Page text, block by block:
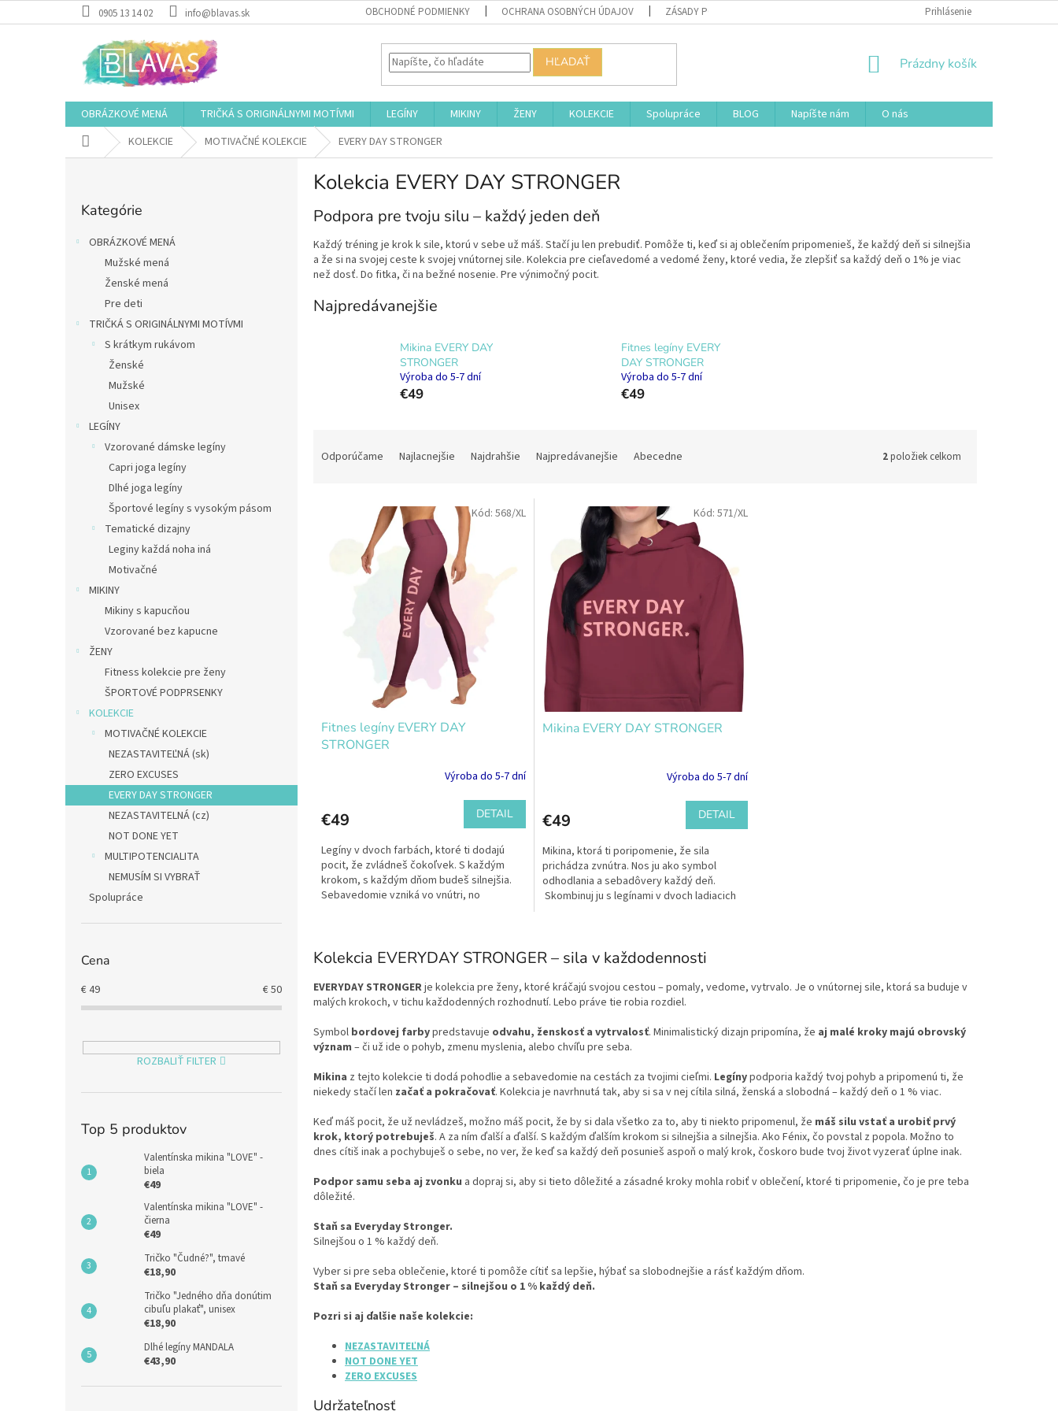
na
0905 13 14 02 info@blavas.sk OBCHODNÉ PODMIENKY OCHRANA OSOBNÝCH ÚDAJOV ZÁSADY POUŽÍVANIA SÚBOROV COOKIES DOPRAVA A PLATBA
Prihlásenie
HĽADAŤ
NÁKUPNÝ
Prázdny košík
OBRÁZKOVÉ MENÁ TRIČKÁ S ORIGINÁLNYMI MOTÍVMI LEGÍNY MIKINY ŽENY KOLEKCIE Spolupráce BLOG Napíšte nám
O nás
DomovKOLEKCIE MOTIVAČNÉ KOLEKCIE EVERY DAY STRONGER
kategórie
Kategórie
OBRÁZKOVÉ MENÁ
Mužské mená
Ženské mená
Pre deti
TRIČKÁ S ORIGINÁLNYMI MOTÍVMI
S krátkym rukávom
Ženské
Mužské
Unisex
LEGÍNY
Vzorované dámske legíny
Capri joga legíny
Dlhé joga legíny
Športové legíny s vysokým pásom
Tematické dizajny
Leginy každá noha iná
Motivačné
MIKINY
Mikiny s kapucňou
Vzorované bez kapucne
ŽENY
Fitness kolekcie pre ženy
ŠPORTOVÉ PODPRSENKY
KOLEKCIE
MOTIVAČNÉ KOLEKCIE
NEZASTAVITEĽNÁ (sk)
ZERO EXCUSES
EVERY DAY STRONGER
NEZASTAVITELNÁ (cz)
NOT DONE YET
MULTIPOTENCIALITA
NEMUSÍM SI VYBRAŤ
Spolupráce
Cena
€49 €50
ROZBALIŤ FILTER
Top 5 produktov
Valentínska mikina "LOVE" -
biela
€49
Valentínska mikina "LOVE" -
čierna
€49
Tričko "Čudné?", tmavé
€18,90
Tričko "Jedného dňa donútim
cibuľu plakať", unisex
€18,90
Dlhé legíny MANDALA
€43,90
Kolekcia EVERY DAY STRONGER
Podpora pre tvoju silu – každý jeden deň
Každý tréning je krok k sile, ktorú v sebe už máš. Stačí ju len prebudiť. Pomôže ti, keď si aj oblečením pripomenieš, že každý deň si silnejšia
a že si na svojej ceste k svojej vnútornej sile. Kolekcia pre cieľavedomé a vedomé ženy, ktoré vedia, že zlepšiť sa každý deň o 1% je viac
než dosť. Do fitka, či na bežné nosenie. Pre výnimočný pocit.
Najpredávanejšie
Mikina EVERY DAY
STRONGER
Výroba do 5-7 dní
€49
Fitnes legíny EVERY
DAY STRONGER
Výroba do 5-7 dní
€49
Odporúčame Najlacnejšie Najdrahšie Najpredávanejšie Abecedne 2položiek celkom
Fitnes legíny EVERY DAY
STRONGER
Výroba do 5-7 dní
€49 DETAIL
Legíny v dvoch farbách, ktoré ti dodajú
pocit, že zvládneš čokoľvek. S každým
krokom, s každým dňom budeš silnejšia.
Sebavedomie vzniká vo vnútri, no
Kód: 568/XL
Mikina EVERY DAY STRONGER
Výroba do 5-7 dní
€49 DETAIL
Mikina, ktorá ti poripomenie, že sila
prichádza zvnútra. Nos ju ako symbol
odhodlania a sebadôvery každý deň.
Skombinuj ju s legínami v dvoch ladiacich
Kód: 571/XL
l
d
a
c
i
r
v
y
v
ý
i
Kolekcia EVERYDAY STRONGER – sila v každodennosti
EVERYDAY STRONGERje kolekcia pre ženy, ktoré kráčajú svojou cestou – pomaly, vedome, vytrvalo. Je o vnútornej sile, ktorá sa buduje v
malých krokoch, v tichu každodenných rozhodnutí. Lebo práve tie robia rozdiel.
Symbol bordovej farbypredstavuje odvahu, ženskosť a vytrvalosť. Minimalistický dizajn pripomína, že aj malé kroky majú obrovský
význam – či už ide o pohyb, zmenu myslenia, alebo chvíľu pre seba.
Mikina z tejto kolekcie ti dodá pohodlie a sebavedomie na cestách za tvojimi cieľmi. Legínypodporia každý tvoj pohyb a pripomenú ti, že
niekedy stačí len začať a pokračovať. Kolekcia je navrhnutá tak, aby si sa v nej cítila silná, ženská a slobodná – každý deň o 1 % viac.
Keď máš pocit, že už nevládzeš, možno máš pocit, že by si dala všetko za to, aby ti niekto pripomenul, že máš silu vstať a urobiť prvý
krok, ktorý potrebuješ. A za ním ďalší a ďalší. S každým ďalším krokom si silnejšia a silnejšia. Ako Fénix, čo povstal z popola. Možno to
dnes cítiš inak a pochybuješ o sebe, no ver, že keď sa každý deň posunieš aspoň o malý krok, čoskoro bude tvoj život vyzerať úplne inak.
Podpor samu seba aj zvonku a dopraj si, aby si tieto dôležité a zásadné kroky mohla robiť v oblečení, ktoré ti pripomenie, čo je pre teba
dôležité.
Staň sa Everyday Stronger.
Silnejšou o 1 % každý deň.
Vyber si pre seba oblečenie, ktoré ti pomôže cítiť sa lepšie, hýbať sa slobodnejšie a rásť každým dňom.
Staň sa Everyday Stronger – silnejšou o 1 % každý deň.
Pozri si aj ďalšie naše kolekcie:
NEZASTAVITEĽNÁ
NOT DONE YET
ZERO EXCUSES
Udržateľnosť